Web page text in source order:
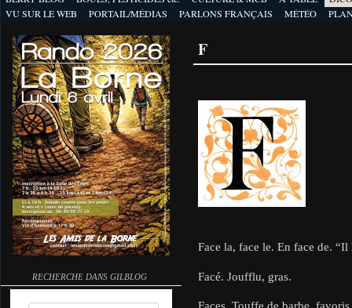
VU SUR LE WEB
PORTAIL/MÉDIAS PARLONS FRANÇAIS MÉTÉO
RECHERCHE DANS GILBLOG
F
Face la, face le. En face de.
Facé. Joufflu, gras.